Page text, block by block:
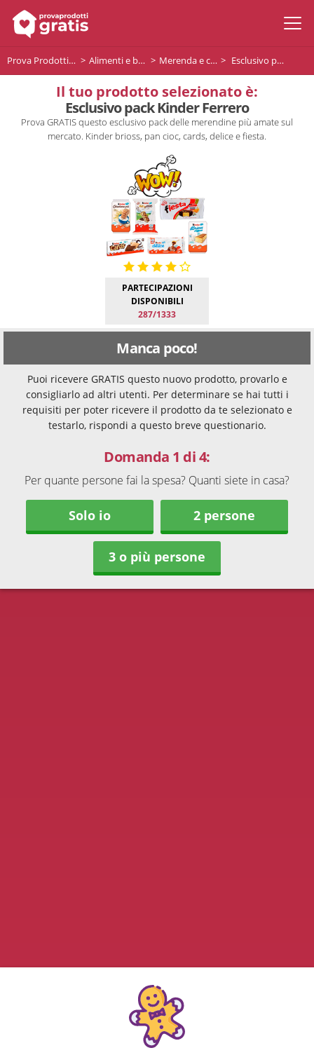
Prova Prodotti Gratis Alimenti e bevande Merenda e colazione Esclusivo pack Kinder Ferrero
Il tuo prodotto selezionato è:
Esclusivo pack Kinder Ferrero
Prova GRATIS questo esclusivo pack delle merendine più amate sul
mercato. Kinder brioss, pan cioc, cards, delice e fiesta.
PARTECIPAZIONI
DISPONIBILI
287/1333
Manca poco!
Puoi ricevere GRATIS questo nuovo prodotto, provarlo e
consigliarlo ad altri utenti. Per determinare se hai tutti i
requisiti per poter ricevere il prodotto da te selezionato e
testarlo, rispondi a questo breve questionario.
Domanda 1 di 4:
Per quante persone fai la spesa? Quanti siete in casa?
Solo io 2 persone
3 o più persone